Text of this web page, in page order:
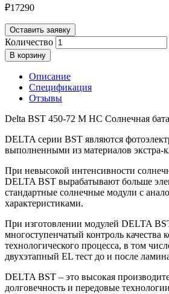
₽17290
Оставить заявку
Количество
В корзину
Описание
Спецификация
Отзывы
Delta BST 450-72 M HC Солнечная
DELTA серии BST являются
выполненными из материалов экстра-
При невысокой интенсивности
DELTA BST вырабатывают больше
стандартные солнечные модули с
характеристиками.
При изготовлении модулей DELTA
многоступенчатый контроль
технологического процесса, в том
двухэтапный EL тест до и после
DELTA BST – это высокая
долговечность и передовые